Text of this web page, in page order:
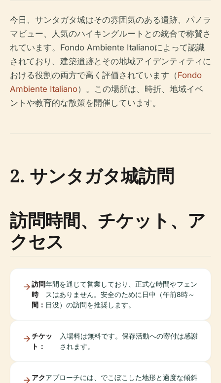
今日、サンタガタ城はその雰囲気のある遺跡、パノラ
マビュー、人気のハイキングルートとの統合で称賛さ
れています。Fondo Ambiente Italianoによって認識
されており、建築遺跡とその地域アイデンティティに
おける役割の両方で高く評価されています（Fondo
Ambiente Italiano）。この場所は、時折、地域イベ
ントや教育的な散策を開催しています。
2. サンタガタ城訪問
訪問時間、チケット、ア
クセス
訪問
時
間：
年間を通じて営業しており、正式な時間やフェン
スはありません。安全のために日中（午前8時～
日没）の訪問を推奨します。
チケッ
ト：
入場料は無料です。保存活動への寄付は感謝
されます。
アクアプローチには、でこぼこした地形と適度な傾斜